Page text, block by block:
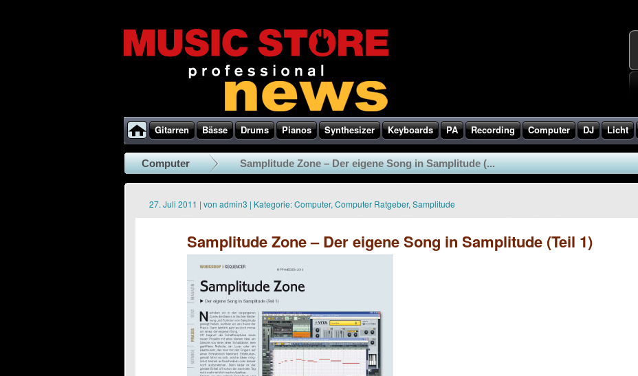
Gitarren Bässe Drums Pianos Synthesizer Keyboards PA Recording Computer DJ Licht
Computer Samplitude Zone – Der eigene Song in Samplitude (...
27. Juli 2011 | von admin3 | Kategorie:Computer, Computer Ratgeber, Samplitude
Samplitude Zone – Der eigene Song in Samplitude (Teil 1)